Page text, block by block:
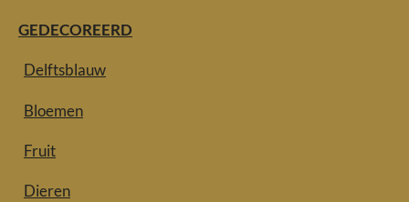
GEDECOREERD
Delftsblauw
Bloemen
Fruit
Dieren